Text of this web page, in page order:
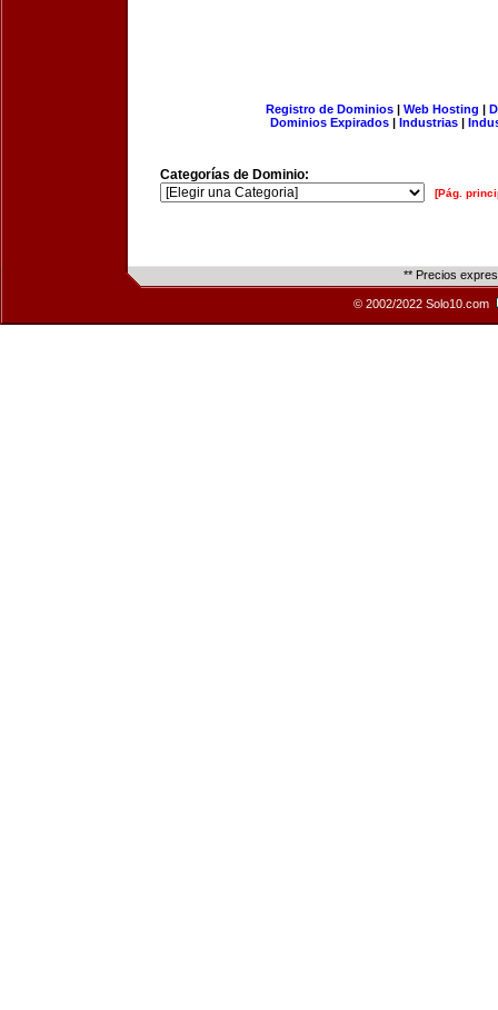
Registro de Dominios| Web Hosting |
Dominios Expirados | Industrias |
Categorías de Dominio:
[Pág.
** Precios
© 2002/2022 Solo10.com